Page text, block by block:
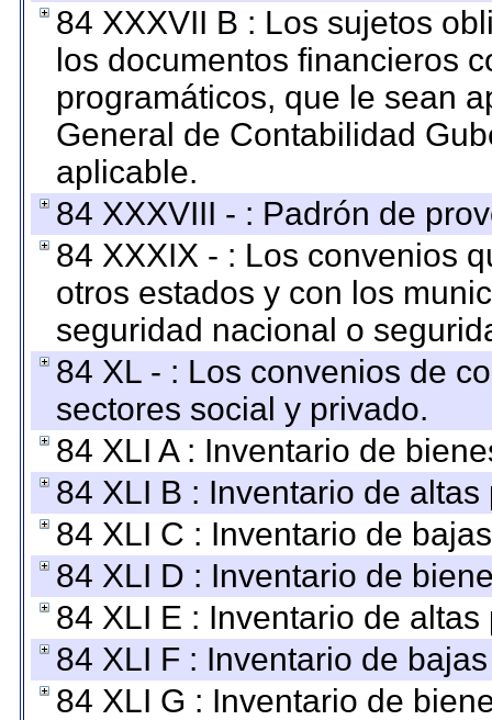
84 XXXVII B : Los sujetos
los documentos financieros
programáticos, que le sean
General de Contabilidad
aplicable.
84 XXXVIII - : Padrón de
84 XXXIX - : Los convenios
otros estados y con los
seguridad nacional o
84 XL - : Los convenios de
sectores social y privado.
84 XLI A : Inventario de
84 XLI B : Inventario de
84 XLI C : Inventario de
84 XLI D : Inventario de
84 XLI E : Inventario de
84 XLI F : Inventario de
84 XLI G : Inventario de